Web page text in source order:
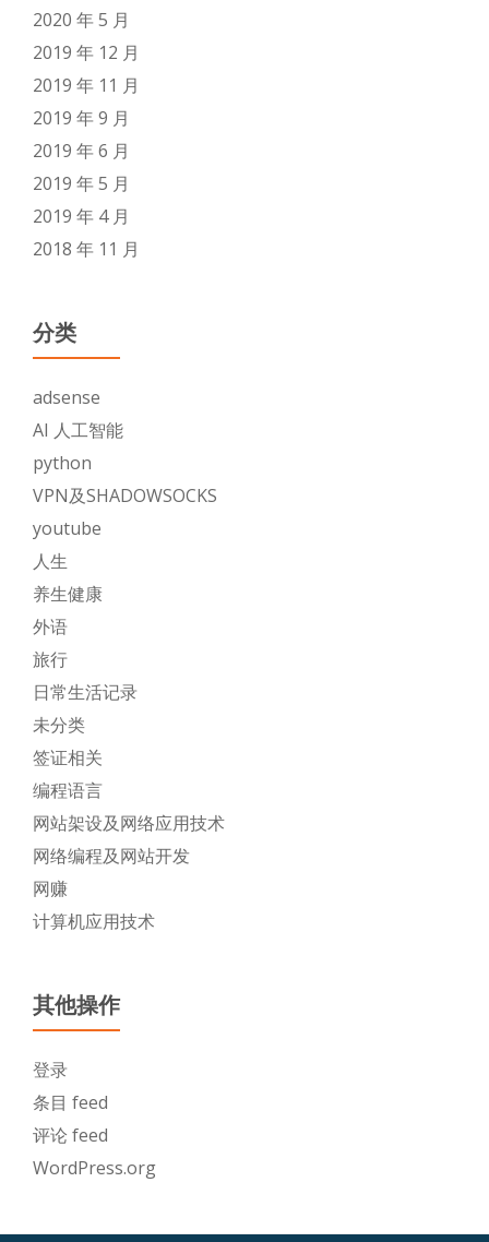
2020 年 5 月
2019 年 12 月
2019 年 11 月
2019 年 9 月
2019 年 6 月
2019 年 5 月
2019 年 4 月
2018 年 11 月
分类
adsense
AI 人工智能
python
VPN及SHADOWSOCKS
youtube
人生
养生健康
外语
旅行
日常生活记录
未分类
签证相关
编程语言
网站架设及网络应用技术
网络编程及网站开发
网赚
计算机应用技术
其他操作
登录
条目 feed
评论 feed
WordPress.org